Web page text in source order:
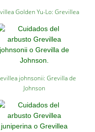
Golden Yu-Lo: Grevillea
johnsonii: Grevilla de
Johnson